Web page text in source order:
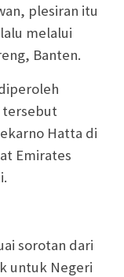
plesiran itu
melalui
Banten.
tersebut
Hatta di
Emirates
sorotan dari
untuk Negeri